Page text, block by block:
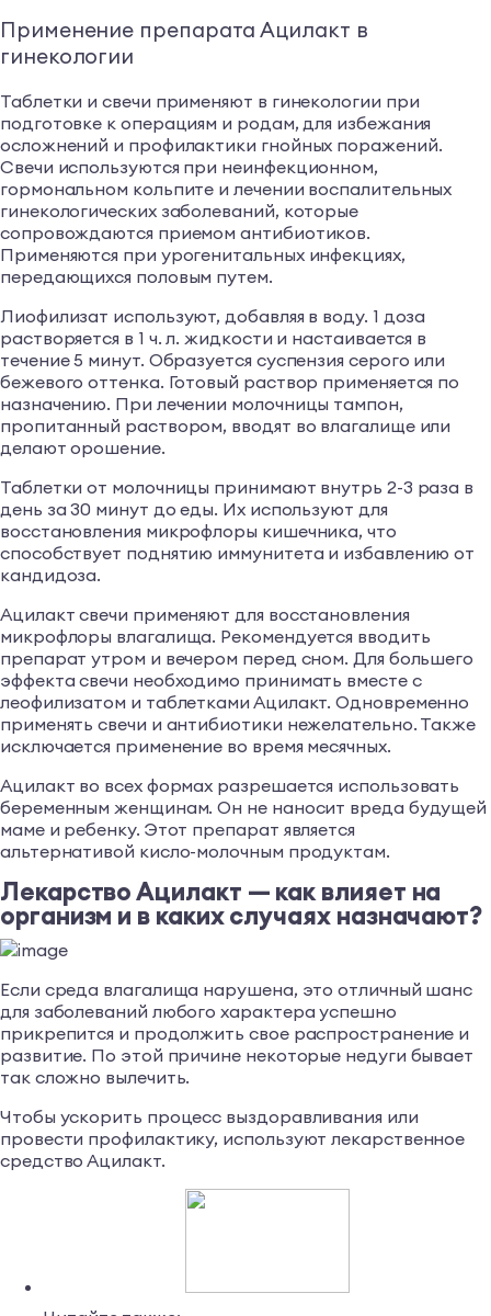
Применение препарата Ацилакт в
гинекологии
Таблетки и свечи применяют в гинекологии при
подготовке к операциям и родам, для избежания
осложнений и профилактики гнойных поражений.
Свечи используются при неинфекционном,
гормональном кольпите и лечении воспалительных
гинекологических заболеваний, которые
сопровождаются приемом антибиотиков.
Применяются при урогенитальных инфекциях,
передающихся половым путем.
Лиофилизат используют, добавляя в воду. 1 доза
растворяется в 1 ч. л. жидкости и настаивается в
течение 5 минут. Образуется суспензия серого или
бежевого оттенка. Готовый раствор применяется по
назначению. При лечении молочницы тампон,
пропитанный раствором, вводят во влагалище или
делают орошение.
Таблетки от молочницы принимают внутрь 2-3 раза в
день за 30 минут до еды. Их используют для
восстановления микрофлоры кишечника, что
способствует поднятию иммунитета и избавлению от
кандидоза.
Ацилакт свечи применяют для восстановления
микрофлоры влагалища. Рекомендуется вводить
препарат утром и вечером перед сном. Для большего
эффекта свечи необходимо принимать вместе с
леофилизатом и таблетками Ацилакт. Одновременно
применять свечи и антибиотики нежелательно. Также
исключается применение во время месячных.
Ацилакт во всех формах разрешается использовать
беременным женщинам. Он не наносит вреда будущей
маме и ребенку. Этот препарат является
альтернативой кисло-молочным продуктам.
Лекарство Ацилакт — как влияет на
организм и в каких случаях назначают?
Если среда влагалища нарушена, это отличный шанс
для заболеваний любого характера успешно
прикрепится и продолжить свое распространение и
развитие. По этой причине некоторые недуги бывает
так сложно вылечить.
Чтобы ускорить процесс выздоравливания или
провести профилактику, используют лекарственное
средство Ацилакт.